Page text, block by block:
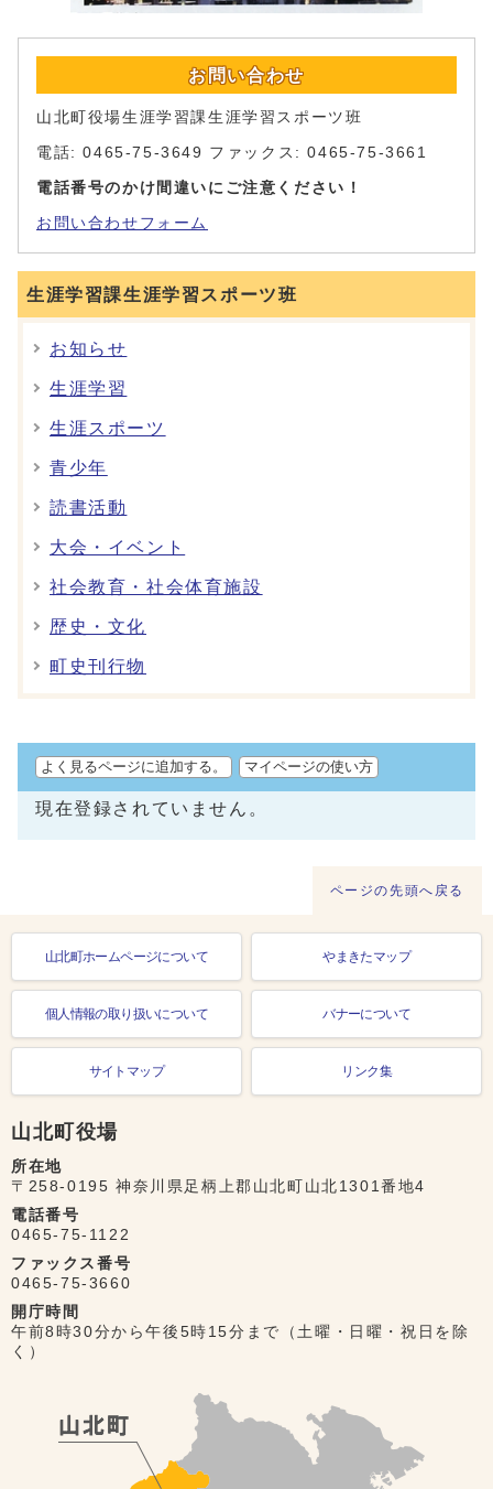
お問い合わせ
山北町役場生涯学習課生涯学習スポーツ班
電話: 0465-75-3649 ファックス: 0465-75-3661
電話番号のかけ間違いにご注意ください！
お問い合わせフォーム
生涯学習課生涯学習スポーツ班
お知らせ
生涯学習
生涯スポーツ
青少年
読書活動
大会・イベント
社会教育・社会体育施設
歴史・文化
町史刊行物
よく見るページに追加する。 マイページの使い方
現在登録されていません。
ページの先頭へ戻る
山北町ホームページについて やまきたマップ
個人情報の取り扱いについて バナーについて
サイトマップ リンク集
山北町役場
所在地
〒258-0195 神奈川県足柄上郡山北町山北1301番地4
電話番号
0465-75-1122
ファックス番号
0465-75-3660
開庁時間
午前8時30分から午後5時15分まで（土曜・日曜・祝日を除
く）